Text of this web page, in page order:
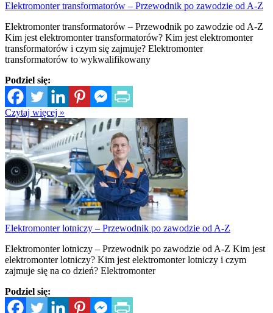
Elektromonter transformatorów – Przewodnik po zawodzie od A-Z
Elektromonter transformatorów – Przewodnik po zawodzie od A-Z
Kim jest elektromonter transformatorów? Kim jest elektromonter
transformatorów i czym się zajmuje? Elektromonter
transformatorów to wykwalifikowany
Podziel się:
Czytaj więcej »
Elektromonter lotniczy – Przewodnik po zawodzie od A-Z
Elektromonter lotniczy – Przewodnik po zawodzie od A-Z Kim jest
elektromonter lotniczy? Kim jest elektromonter lotniczy i czym
zajmuje się na co dzień? Elektromonter
Podziel się: